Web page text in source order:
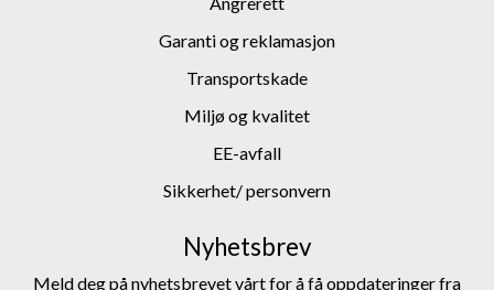
Garanti og reklamasjon
Transportskade
Miljø og kvalitet
EE-avfall
Sikkerhet/ personvern
Nyhetsbrev
Meld deg på nyhetsbrevet vårt for å få oppdateringer fra